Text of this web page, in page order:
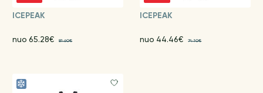
ICEPEAK
nuo 65.28€ 81.60€
ICEPEAK
nuo 44.46€ 74.10€